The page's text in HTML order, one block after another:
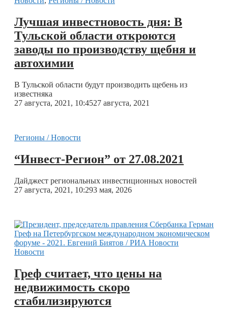
Лучшая инвестновость дня: В
Тульской области откроются
заводы по производству щебня и
автохимии
В Тульской области будут производить щебень из
известняка
27 августа, 2021, 10:4527 августа, 2021
Регионы / Новости
“Инвест-Регион” от 27.08.2021
Дайджест региональных инвестиционных новостей
27 августа, 2021, 10:293 мая, 2026
Новости
Греф считает, что цены на
недвижимость скоро
стабилизируются